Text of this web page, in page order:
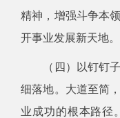
精神，增强斗争本
开事业发展新天地。
（四）以钉钉
细落地。大道至简
业成功的根本路径